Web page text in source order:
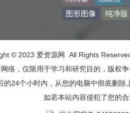
图形图像
纯净版
© 2023 爱资源网 All Rights
络，仅限用于学习和研究目的，版权
的24个小时内，从您的电脑中彻底删
如若本站内容侵犯了您的